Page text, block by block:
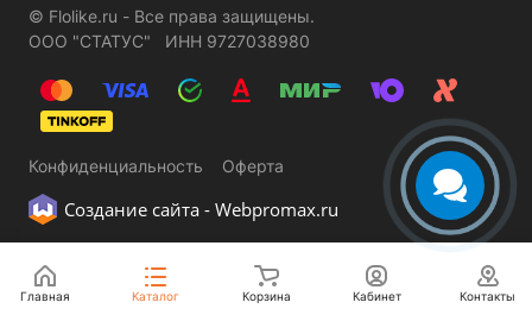
© Flolike.ru - Все права защищены.
ООО "СТАТУС" ИНН 9727038980
Конфиденциальность Оферта
Создание сайта - Webpromax.ru
Главная Каталог Корзина Кабинет Контакты